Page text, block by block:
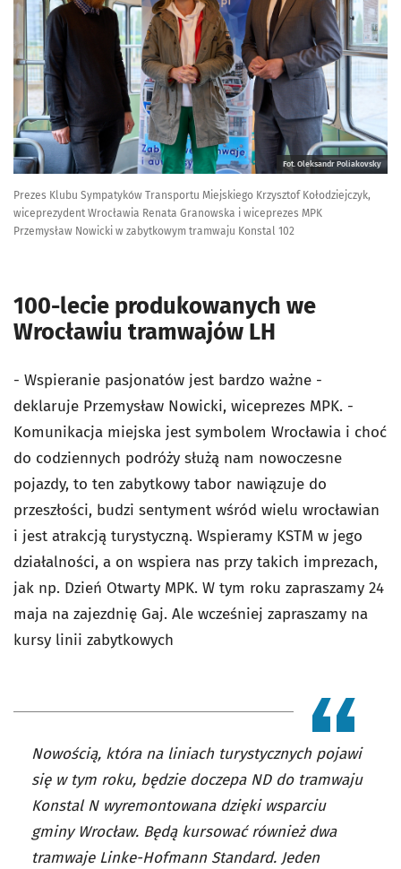
Fot. Oleksandr Poliakovsky
Prezes Klubu Sympatyków Transportu Miejskiego Krzysztof Kołodziejczyk,
wiceprezydent Wrocławia Renata Granowska i wiceprezes MPK
Przemysław Nowicki w zabytkowym tramwaju Konstal 102
100-lecie produkowanych we
Wrocławiu tramwajów LH
- Wspieranie pasjonatów jest bardzo ważne -
deklaruje Przemysław Nowicki, wiceprezes MPK. -
Komunikacja miejska jest symbolem Wrocławia i choć
do codziennych podróży służą nam nowoczesne
pojazdy, to ten zabytkowy tabor nawiązuje do
przeszłości, budzi sentyment wśród wielu wrocławian
i jest atrakcją turystyczną. Wspieramy KSTM w jego
działalności, a on wspiera nas przy takich imprezach,
jak np. Dzień Otwarty MPK. W tym roku zapraszamy 24
maja na zajezdnię Gaj. Ale wcześniej zapraszamy na
kursy linii zabytkowych
Nowością, która na liniach turystycznych pojawi
się w tym roku, będzie doczepa ND do tramwaju
Konstal N wyremontowana dzięki wsparciu
gminy Wrocław. Będą kursować również dwa
tramwaje Linke-Hofmann Standard. Jeden